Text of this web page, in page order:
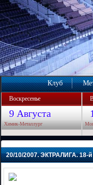
Клуб
Воскресенье
9 Августа
Химик-Металлург
20/10/2007. ЭКТРАЛИГА. 18-